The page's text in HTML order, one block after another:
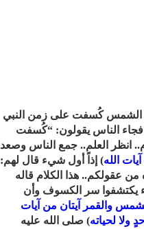
الشمس كُسفت على زمن النبي
فجاء الناس يقولون: “كُسفت
انظر العلم.. جمع الناس وصعد
الله) إذاً أول شيء قال لهم:
عقولكم.. هذا الكلام قاله
يكتشفوا سر الكسوف وأن
والقمر آيتان من آيات
ولا لحياته) صلى الله عليه